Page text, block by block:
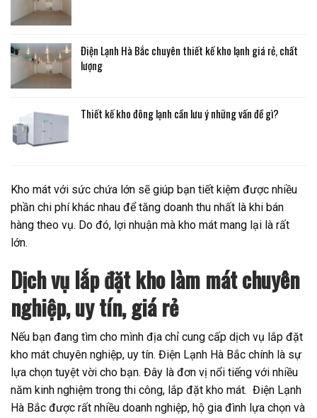
Điện Lạnh Hà Bắc chuyên thiết kế kho lạnh giá rẻ, chất
lượng
Thiết kế kho đông lạnh cần lưu ý những vấn đề gì?
Kho mát với sức chứa lớn sẽ giúp bạn tiết kiệm được nhiều
phần chi phí khác nhau để tăng doanh thu nhất là khi bán
hàng theo vụ. Do đó, lợi nhuận mà kho mát mang lại là rất
lớn.
Dịch vụ lắp đặt kho làm mát chuyên
nghiệp, uy tín, giá rẻ
Nếu bạn đang tìm cho mình địa chỉ cung cấp dịch vụ lắp đặt
kho mát chuyên nghiệp, uy tín. Điện Lạnh Hà Bắc chính là sự
lựa chọn tuyệt vời cho bạn. Đây là đơn vị nổi tiếng với nhiều
năm kinh nghiệm trong thi công, lắp đặt kho mát. Điện Lạnh
Hà Bắc được rất nhiều doanh nghiệp, hộ gia đình lựa chọn và